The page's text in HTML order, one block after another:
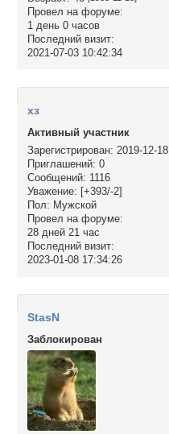
Провел на форуме:
1 день 0 часов
Последний визит:
2021-07-03 10:42:34
хз
Активный участник
Зарегистрирован: 2019-12-18
Приглашений: 0
Сообщений: 1116
Уважение: [+393/-2]
Пол: Мужской
Провел на форуме:
28 дней 21 час
Последний визит:
2023-01-08 17:34:26
StasN
Заблокирован